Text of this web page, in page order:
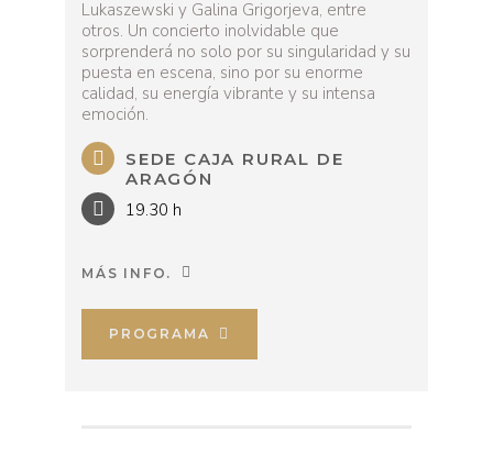
Lukaszewski y Galina Grigorjeva, entre
otros. Un concierto inolvidable que
sorprenderá no solo por su singularidad y su
puesta en escena, sino por su enorme
calidad, su energía vibrante y su intensa
emoción.
SEDE CAJA RURAL DE
ARAGÓN
19.30 h
MÁS INFO.
PROGRAMA